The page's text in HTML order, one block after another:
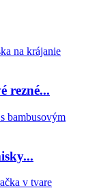
rezné...